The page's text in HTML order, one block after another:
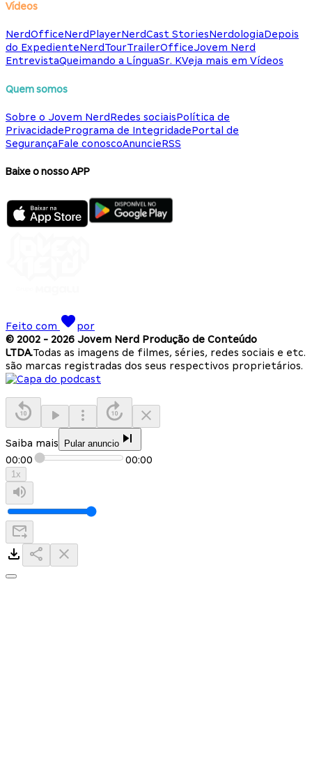
Vídeos
NerdOfficeNerdPlayerNerdCast StoriesNerdologiaDepois
do ExpedienteNerdTourTrailerOfficeJovem Nerd
EntrevistaQueimando a LínguaSr. KVeja mais em Vídeos
Quem somos
Sobre o Jovem NerdRedes sociaisPolítica de
PrivacidadePrograma de IntegridadePortal de
SegurançaFale conoscoAnuncieRSS
Baixe o nosso APP
Feito com
por
© 2002 - 2026 Jovem Nerd Produção de Conteúdo
LTDA.Todas as imagens de filmes, séries, redes sociais e etc.
são marcas registradas dos seus respectivos proprietários.
Saiba mais Pular anuncio
00:00 00:00
1x